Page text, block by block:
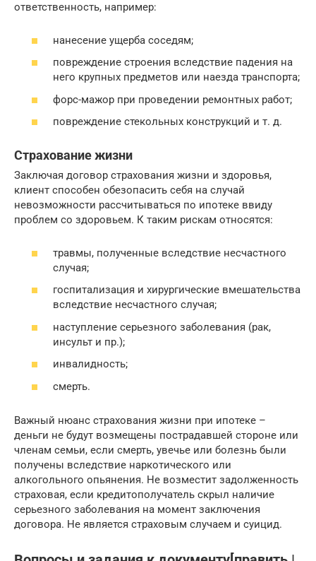
ответственность, например:
нанесение ущерба соседям;
повреждение строения вследствие падения на
него крупных предметов или наезда транспорта;
форс-мажор при проведении ремонтных работ;
повреждение стекольных конструкций и т. д.
Страхование жизни
Заключая договор страхования жизни и здоровья,
клиент способен обезопасить себя на случай
невозможности рассчитываться по ипотеке ввиду
проблем со здоровьем. К таким рискам относятся:
травмы, полученные вследствие несчастного
случая;
госпитализация и хирургические вмешательства
вследствие несчастного случая;
наступление серьезного заболевания (рак,
инсульт и пр.);
инвалидность;
смерть.
Важный нюанс страхования жизни при ипотеке –
деньги не будут возмещены пострадавшей стороне или
членам семьи, если смерть, увечье или болезнь были
получены вследствие наркотического или
алкогольного опьянения. Не возместит задолженность
страховая, если кредитополучатель скрыл наличие
серьезного заболевания на момент заключения
договора. Не является страховым случаем и суицид.